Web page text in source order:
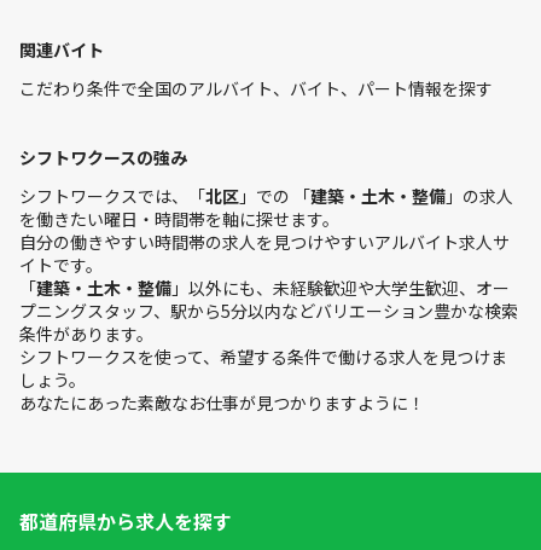
関連バイト
こだわり条件で全国のアルバイト、バイト、パート情報を探す
シフトワクースの強み
シフトワークスでは、「北区 」での 「建築・土木・整備 」の求人
を働きたい曜日・時間帯を軸に探せます。
自分の働きやすい時間帯の求人を見つけやすいアルバイト求人サ
イトです。
「建築・土木・整備 」以外にも、未経験歓迎や大学生歓迎、オー
プニングスタッフ、駅から5分以内などバリエーション豊かな検索
条件があります。
シフトワークスを使って、希望する条件で働ける求人を見つけま
しょう。
あなたにあった素敵なお仕事が見つかりますように！
都道府県から求人を探す